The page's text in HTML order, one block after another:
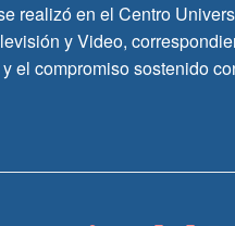
realizó en el Centro
y Video,
el compromiso sostenido